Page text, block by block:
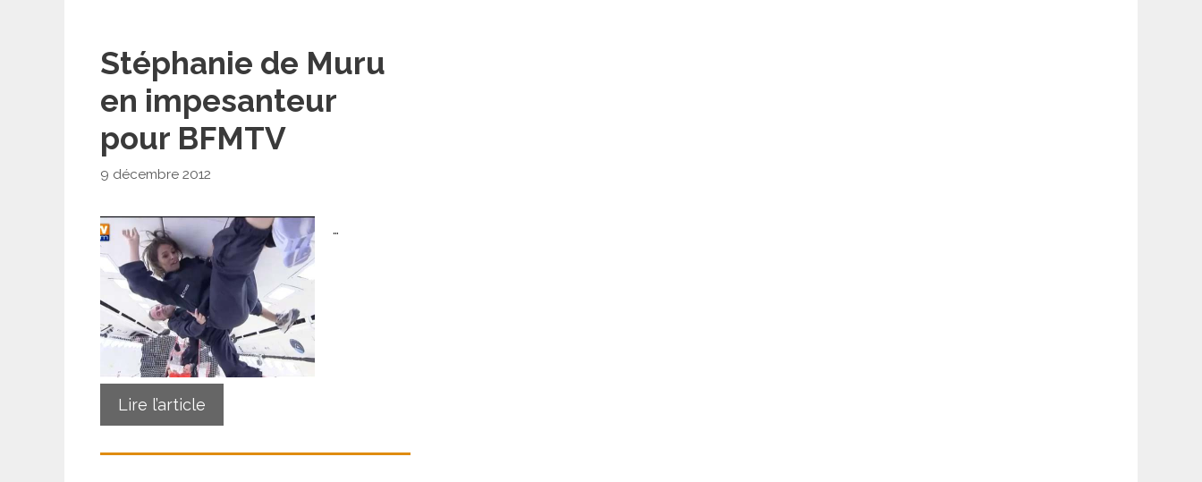
Stéphanie de Muru
en impesanteur
pour BFMTV
9 décembre 2012
…
Lire l’article